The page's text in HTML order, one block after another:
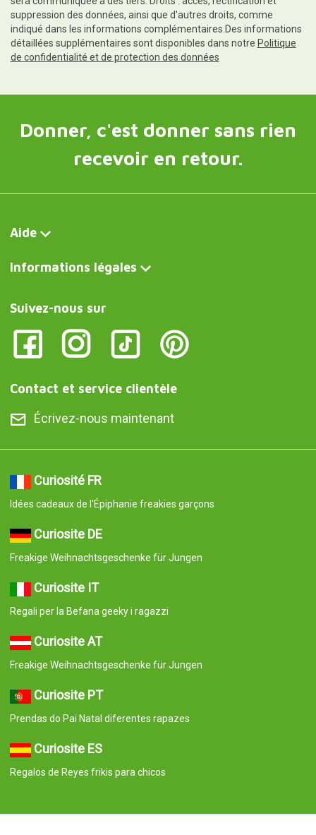
suppression des données, ainsi que d'autres droits, comme
indiqué dans les informations complémentaires.Des informations
détaillées supplémentaires sont disponibles dans notre Politique
de confidentialité et de protection des données
Donner, c'est donner sans rien
recevoir en retour.
Aide
Informations légales
Suivez-nous sur
Contact et service clientèle
Écrivez-nous maintenant
Curiosité FR
Idées cadeaux de l'Épiphanie freakies garçons
Curiosite DE
Freakige Weihnachtsgeschenke für Jungen
Curiosite IT
Regali per la Befana geeky i ragazzi
Curiosite AT
Freakige Weihnachtsgeschenke für Jungen
Curiosite PT
Prendas do Pai Natal diferentes rapazes
Curiosite ES
Regalos de Reyes frikis para chicos